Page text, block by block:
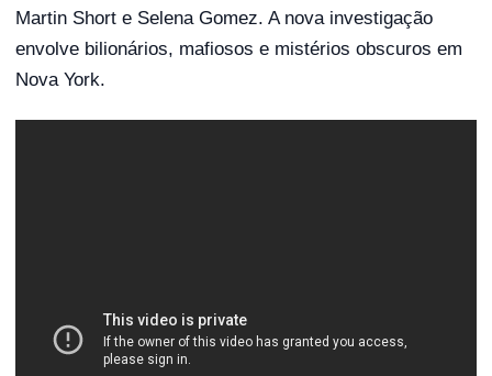
Martin Short e Selena Gomez. A nova investigação
envolve bilionários, mafiosos e mistérios obscuros em
Nova York.